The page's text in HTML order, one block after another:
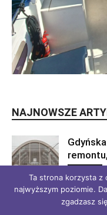
NAJNOWSZE
4,7 mln
Ta strona korzysta z
najwyższym poziomie.
zgadzasz